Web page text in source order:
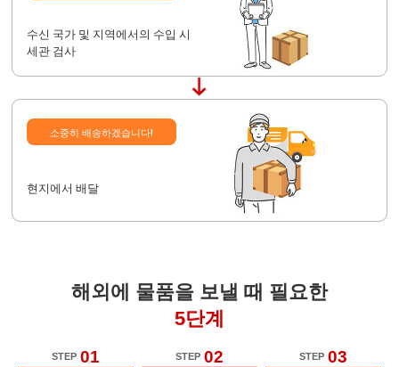
수신 국가 및 지역에서의 수입 시
세관 검사
소중히 배송하겠습니다!
현지에서 배달
해외에 물품을 보낼 때 필요한
5단계
STEP 01 STEP 02 STEP 03